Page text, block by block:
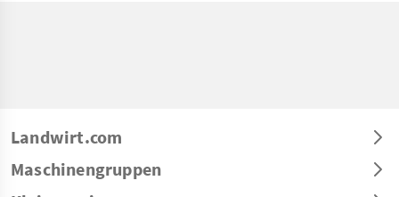
Landwirt.com
Maschinengruppen